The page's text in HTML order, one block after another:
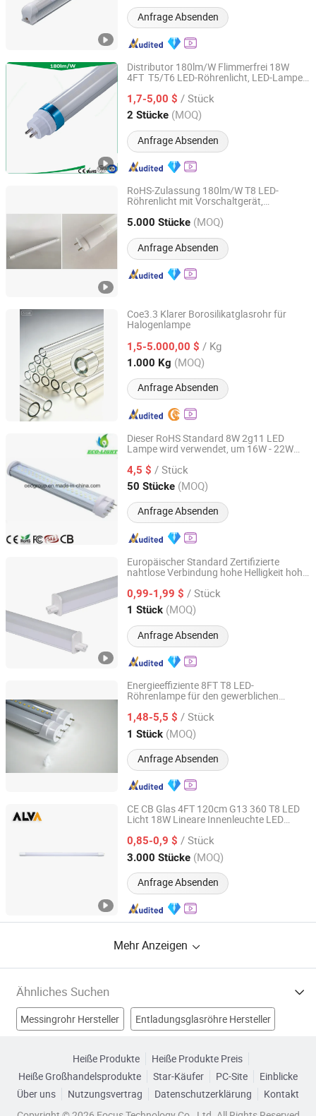
Anfrage Absenden
Distributor 180lm/W Flimmerfrei 18W
4FT T5/T6 LED-Röhrenlicht, LED-Lampe,
Leuchtstofflampen
1,7-5,00 $ / Stück
2 Stücke (MOQ)
Anfrage Absenden
DONGGUAN WINSTAR POWER TECHNOLOGY LIMITED
Guangdong, China Seit 2019
RoHS-Zulassung 180lm/W T8 LED-
Röhrenlicht mit Vorschaltgerät,
Leuchtstofflampen
5.000 Stücke (MOQ)
Anfrage Absenden
Jiangmen Gepsen Lighting Electric Co., Ltd.
Guangdong, China Seit 2020
Coe3.3 Klarer Borosilikatglasrohr für
Halogenlampe
1,5-5.000,00 $ / Kg
1.000 Kg (MOQ)
Anfrage Absenden
Jinan Honhai Glass Company Limited
Shandong, China Seit 2012
Dieser RoHS Standard 8W 2g11 LED
Lampe wird verwendet, um 16W - 22W
4,5 $ / Stück
50 Stücke (MOQ)
Anfrage Absenden
LUOHE HILIGHT TECHNOLOGY CO., LTD.
Guangdong, China Seit 2012
Europäischer Standard Zertifizierte
nahtlose Verbindung hohe Helligkeit hohe
Lampenrohr
0,99-1,99 $ / Stück
1 Stück (MOQ)
Anfrage Absenden
Anhui Lanyou Lighting Technology Co., Ltd.
Anhui, China Seit 2023
Energieeffiziente 8FT T8 LED-
Röhrenlampe für den gewerblichen
1,48-5,5 $ / Stück
1 Stück (MOQ)
Anfrage Absenden
Shenzhen ATA Technology Co., Ltd.
Guangdong, China Seit 2016
CE CB Glas 4FT 120cm G13 360 T8 LED
Licht 18W Lineare Innenleuchte LED
0,85-0,9 $ / Stück
3.000 Stücke (MOQ)
Anfrage Absenden
Ningbo ALVA Electric Appliance Co., Ltd.
Zhejiang, China Seit 2020
Mehr Anzeigen
Ähnliches Suchen
Messingrohr Hersteller Entladungsglasröhre Hersteller
LED-Röhrenlampe Hersteller
Heiße Produkte
Heiße Produkte Preis
Heiße Großhandelsprodukte
Star-Käufer PC-Site
Einblicke
Über uns
Nutzungsvertrag Datenschutzerklärung
Kontakt